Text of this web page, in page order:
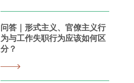
问答｜形式主义、官僚主义行
为与工作失职行为应该如何区
分？